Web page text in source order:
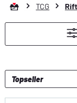
Zur Startseite
TCG